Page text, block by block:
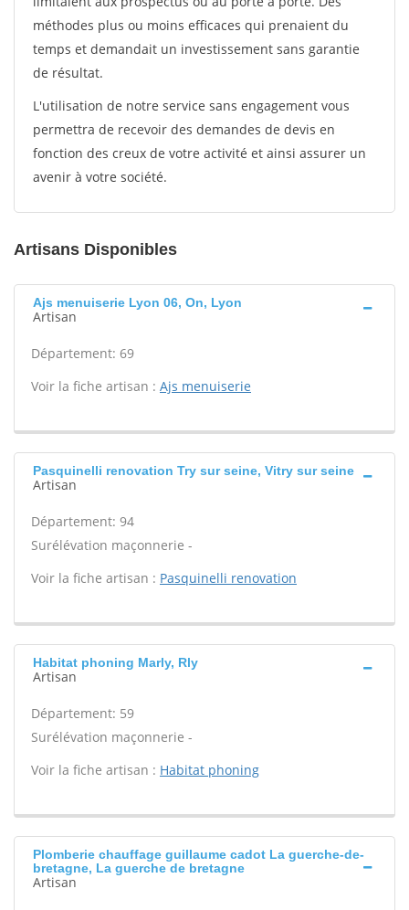
méthodes plus ou moins efficaces qui prenaient du
temps et demandait un investissement sans garantie
de résultat.
L'utilisation de notre service sans engagement vous
permettra de recevoir des demandes de devis en
fonction des creux de votre activité et ainsi assurer un
avenir à votre société.
Artisans Disponibles
Ajs menuiserie Lyon 06, On, Lyon
Artisan
Département: 69
Voir la fiche artisan : Ajs menuiserie
Pasquinelli renovation Try sur seine, Vitry sur seine
Artisan
Département: 94
Surélévation maçonnerie -
Voir la fiche artisan : Pasquinelli renovation
Habitat phoning Marly, Rly
Artisan
Département: 59
Surélévation maçonnerie -
Voir la fiche artisan : Habitat phoning
Plomberie chauffage guillaume cadot La guerche-de-
bretagne, La guerche de bretagne
Artisan